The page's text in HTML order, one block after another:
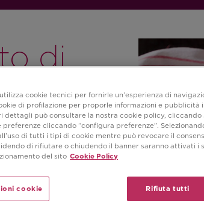
di
Merenda
cookie tecnici per fornirle un’esperienza di
di profilazione per proporle informazioni e pubblicità
dettagli può consultare la nostra cookie policy, cliccando
preferenze cliccando “configura preferenze”.
di tutti i tipi di cookie mentre può revocare il
di rifiutare o chiudendo il banner saranno attivati i
del sito Cookie Policy
Rifiuta tutti
cookie